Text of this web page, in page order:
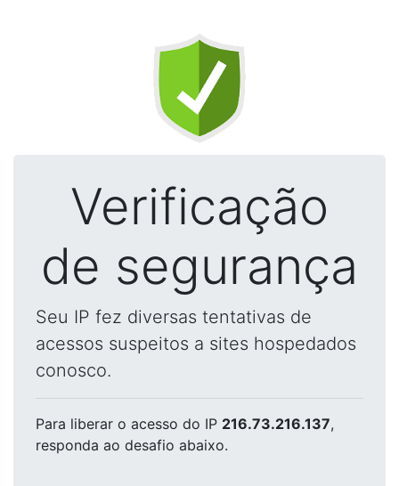
Verificação
de segurança
Seu IP fez diversas tentativas de
acessos suspeitos a sites hospedados
conosco.
Para liberar o acesso do IP 216.73.216.137,
responda ao desafio abaixo.